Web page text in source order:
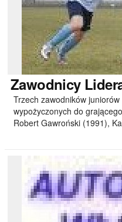
Zawodnicy
Trzech zawodników juniorów
wypożyczonych do
Robert Gawroński (1991),